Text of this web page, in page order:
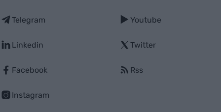
Telegram
Linkedin
Facebook
Instagram
Youtube
Twitter
Rss